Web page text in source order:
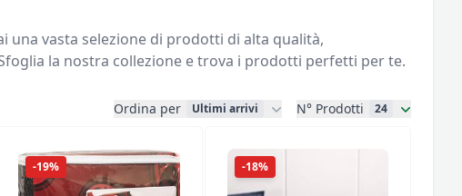
una vasta selezione di prodotti di alta qualità,
la nostra collezione e trova i prodotti perfetti per te.
Ordina per Ultimi arrivi N° Prodotti 24
-19% -18%